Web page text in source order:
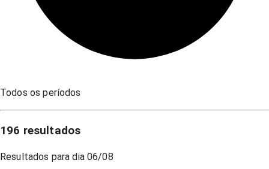
Todos os períodos
196 resultados
Resultados para dia06/08